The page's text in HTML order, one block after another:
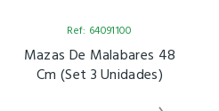
Ref: 64091100
Mazas De Malabares 48
Cm (set 3 Unidades)